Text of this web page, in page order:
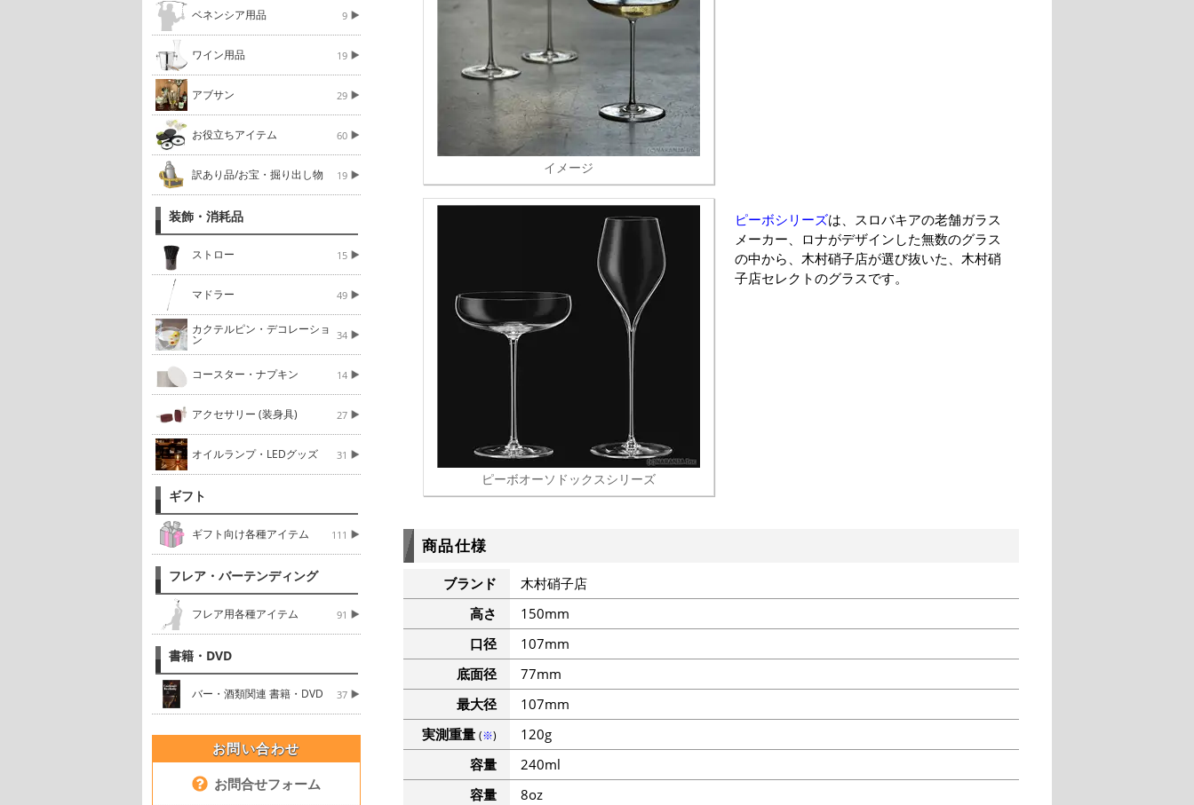
ベネンシア用品 9
ワイン用品 19
アブサン 29
お役立ちアイテム 60
訳あり品/お宝・掘り出し物 19
装飾・消耗品
ストロー 15
マドラー 49
カクテルピン・デコレーショ
ン 34
コースター・ナプキン 14
アクセサリー (装身具) 27
オイルランプ・LEDグッズ 31
ギフト
ギフト向け各種アイテム 111
フレア・バーテンディング
フレア用各種アイテム 91
書籍・DVD
バー・酒類関連 書籍・DVD 37
お問い合わせ
お問合せフォーム
イメージ
ピーボオーソドックスシリーズ
ピーボシリーズは、スロバキアの老舗ガラス
メーカー、ロナがデザインした無数のグラス
の中から、木村硝子店が選び抜いた、木村硝
子店セレクトのグラスです。
商品仕様
ブランド
木村硝子店
高さ
150mm
口径
107mm
底面径
77mm
最大径
107mm
実測重量 (※)
120g
容量
240ml
容量
8oz